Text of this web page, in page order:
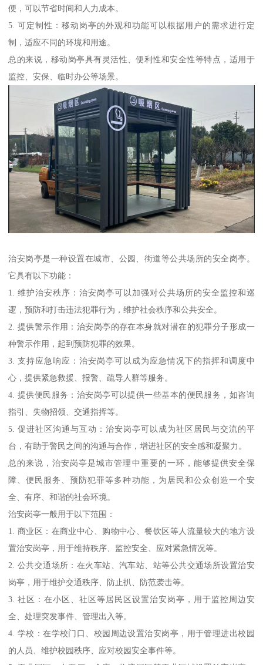
便，可以节省时间和人力成本。
5. 可定制性：移动岗亭的外观和功能可以根据用户的需求进行定
制，适应不同的环境和用途。
总的来说，移动岗亭具有灵活性、便利性和安全性等特点，适用于
监控、安保、临时办公等场景。
治安岗亭是一种设置在城市、公园、街道等公共场所的安全岗亭。
它具有以下功能：
1. 维护治安秩序：治安岗亭可以加强对公共场所的安全监控和巡
逻，预防和打击违法犯罪行为，维护社会秩序和公共安全。
2. 提供警示作用：治安岗亭的存在本身就对潜在的犯罪分子形成一
种警示作用，起到预防犯罪的效果。
3. 支持应急响应：治安岗亭可以成为应急情况下的指挥和调度中
心，提供紧急救援、报警、疏导人群等服务。
4. 提供便民服务：治安岗亭可以提供一些基本的便民服务，如咨询
指引、失物招领、交通指挥等。
5. 促进社区沟通与互动：治安岗亭可以成为社区居民与交流的平
台，有助于警民之间的沟通与合作，增进社区的安全感和凝聚力。
总的来说，治安岗亭是城市管理中重要的一环，能够提供安全保
障、便民服务、预防犯罪等多种功能，为居民和公众创造一个安
全、有序、和谐的社会环境。
治安岗亭一般用于以下范围：
1. 商业区：在商业中心、购物中心、餐饮区等人流量较大的地方设
置治安岗亭，用于维持秩序、监控安全、应对紧急情况等。
2. 公共交通场所：在火车站、汽车站、站等公共交通场所设置治安
岗亭，用于维护交通秩序、防止扒、防范袭击等。
3. 社区：在小区、社区等居民区设置治安岗亭，用于监控周边安
全、处理突发事件、管理出入等。
4. 学校：在学校门口、校园周边设置治安岗亭，用于管理进出校园
的人员、维护校园秩序、应对校园安全事件等。